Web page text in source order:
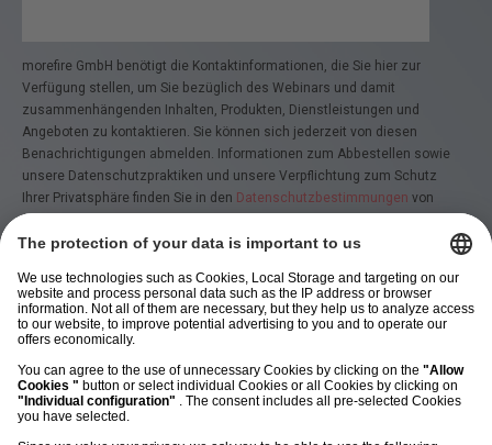
morefire GmbH benötigt die Kontaktinformationen, die Sie hier zur
Verfügung stellen, um Sie bezüglich des Webinars und damit
zusammenhängenden Inhalten, Produkten, Dienstleistungen und
Angeboten zu kontaktieren. Sie können sich jederzeit von diesen
Benachrichtigungen abmelden. Informationen zum Abbestellen sowie
unsere Datenschutzpraktiken und unsere Verpflichtung zum Schutz
Ihrer Privatsphäre finden Sie in den Datenschutzbestimmungen von
morefire.